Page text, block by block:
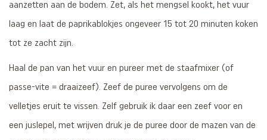
aanzetten aan de bodem. Zet, als het mengsel kookt, het vuur
laag en laat de paprikablokjes ongeveer 15 tot 20 minuten koken
tot ze zacht zijn.
Haal de pan van het vuur en pureer met de staafmixer (of
passe-vite = draaizeef). Zeef de puree vervolgens om de
velletjes eruit te vissen. Zelf gebruik ik daar een zeef voor en
een juslepel, met wrijven druk je de puree door de mazen van de